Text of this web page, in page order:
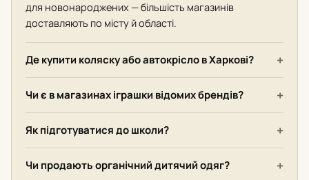
для новонароджених — більшість магазинів
доставляють по місту й області.
Де купити коляску або автокрісло в Харкові?
Чи є в магазинах іграшки відомих брендів?
Як підготуватися до школи?
Чи продають органічний дитячий одяг?